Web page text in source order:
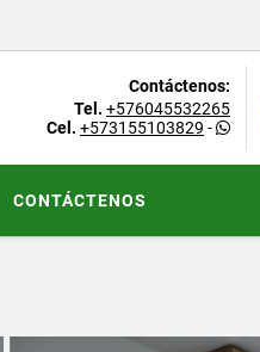
Contáctenos:
Tel. +576045532265
Cel. +573155103829 -
CONTÁCTENOS